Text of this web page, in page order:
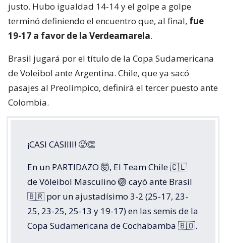
justo. Hubo igualdad 14-14 y el golpe a golpe
terminó definiendo el encuentro que, al final, fue
19-17 a favor de la Verdeamarela.
Brasil jugará por el título de la Copa Sudamericana
de Voleibol ante Argentina. Chile, que ya sacó
pasajes al Preolímpico, definirá el tercer puesto ante
Colombia.
¡CASI CASIIII! 🥵👏
En un PARTIDAZO 🤯, El Team Chile 🇨🇱
de Vóleibol Masculino 🏐 cayó ante Brasil
🇧🇷 por un ajustadísimo 3-2 (25-17, 23-
25, 23-25, 25-13 y 19-17) en las semis de la
Copa Sudamericana de Cochabamba 🇧🇴.